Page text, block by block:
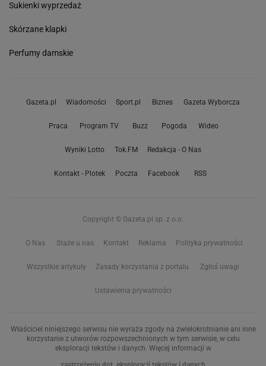
Sukienki wyprzedaż
Skórzane klapki
Perfumy damskie
Gazeta.pl Wiadomości Sport.pl Biznes Gazeta Wyborcza
Praca Program TV Buzz Pogoda Wideo
Wyniki Lotto Tok.FM Redakcja - O Nas
Kontakt - Plotek Poczta Facebook RSS
Copyright © Gazeta.pl sp. z o.o.
O Nas Staże u nas Kontakt Reklama Polityka prywatności
Wszystkie artykuły Zasady korzystania z portalu Zgłoś uwagi
Ustawienia prywatności
Właściciel niniejszego serwisu nie wyraża zgody na zwielokrotnianie ani inne
korzystanie z utworów rozpowszechnionych w tym serwisie, w celu
eksploracji tekstów i danych. Więcej informacji w